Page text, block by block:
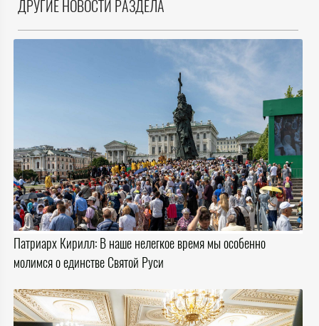
ДРУГИЕ НОВОСТИ РАЗДЕЛА
Патриарх Кирилл: В наше нелегкое время мы особенно
молимся о единстве Святой Руси